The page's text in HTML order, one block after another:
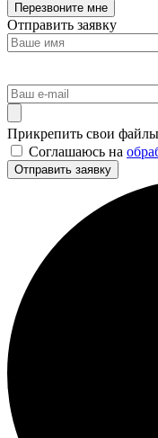
Перезвоните мне
Отправить заявку
Прикрепить свои файлы
Соглашаюсь на
Отправить заявку